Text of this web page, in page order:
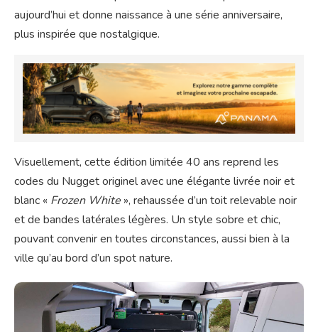
aujourd’hui et donne naissance à une série anniversaire,
plus inspirée que nostalgique.
Visuellement, cette édition limitée 40 ans reprend les
codes du Nugget originel avec une élégante livrée noir et
blanc « Frozen White », rehaussée d’un toit relevable noir
et de bandes latérales légères. Un style sobre et chic,
pouvant convenir en toutes circonstances, aussi bien à la
ville qu’au bord d’un spot nature.